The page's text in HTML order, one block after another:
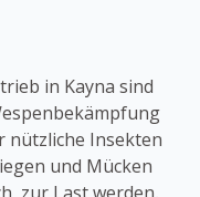
in Kayna sind
nützliche Insekten
und Mücken